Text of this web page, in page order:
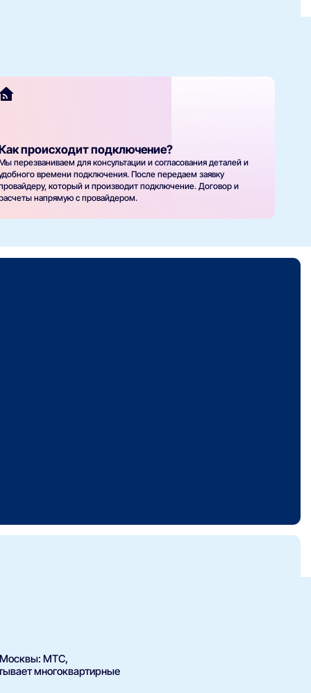
происходит подключение?
перезваниваем для консультации и согласования деталей и
времени подключения. После передаем заявку
который и производит подключение. Договор и
напрямую с провайдером.
Москвы: МТС,
многоквартирные